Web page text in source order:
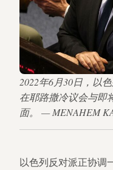
2022年6月30日，以
在耶路撒冷议会与即
面。 — MENAHEM
以色列反对派正协调